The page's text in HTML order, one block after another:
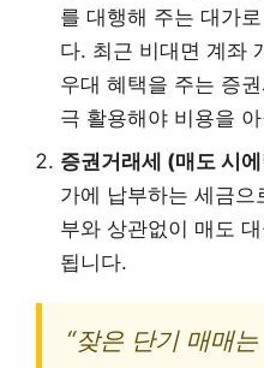
를 대행해 주는 대가
다. 최근 비대면 계좌
우대 혜택을 주는 증
극 활용해야 비용을
증권거래세 (매도 시
가에 납부하는 세금
부와 상관없이 매도
됩니다.
“잦은 단기 매매